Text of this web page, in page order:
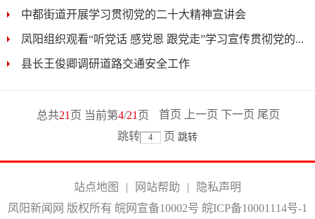
中都街道开展学习贯彻党的二十大精神宣讲会
凤阳组织观看“听党话 感党恩 跟党走”学习宣传贯彻党的...
县长王俊卿调研道路交通安全工作
总共21 页 当前第4/21 页 首页 上一页 下一页 尾页
跳转
页
站点地图 | 网站帮助 |
隐私声明
凤阳新闻网 版权所有 皖网宣备10002号 皖ICP备10001114号-1